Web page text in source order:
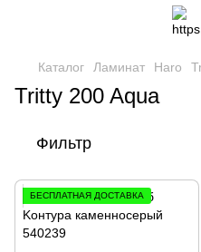
Каталог Ламинат Haro
Tritty 200 Aqua
Фильтр
БЕСПЛАТНАЯ ДОСТАВКА